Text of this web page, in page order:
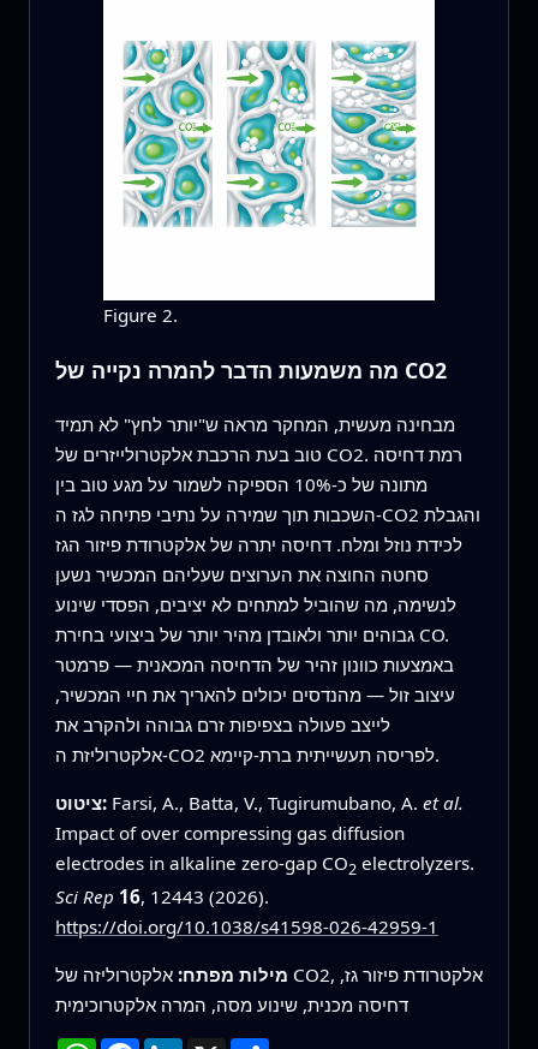
Figure 2.
מה משמעות הדבר להמרה נקייה של CO2
מבחינה מעשית, המחקר מראה ש"יותר לחץ" לא תמיד
טוב בעת הרכבת אלקטרולייזרים של CO2. רמת דחיסה
מתונה של כ-10% הספיקה לשמור על מגע טוב בין
השכבות תוך שמירה על נתיבי פתיחה לגז ה-CO2 והגבלת
לכידת נוזל ומלח. דחיסה יתרה של אלקטרודת פיזור הגז
סחטה החוצה את הערוצים שעליהם המכשיר נשען
לנשימה, מה שהוביל למתחים לא יציבים, הפסדי שינוע
גבוהים יותר ולאובדן מהיר יותר של ביצועי בחירת CO.
באמצעות כוונון זהיר של הדחיסה המכאנית — פרמטר
עיצוב זול — מהנדסים יכולים להאריך את חיי המכשיר,
לייצב פעולה בצפיפות זרם גבוהה ולהקרב את
אלקטרוליזת ה-CO2 לפריסה תעשייתית ברת-קיימא.
ציטוט: Farsi, A., Batta, V., Tugirumubano, A. et al.
Impact of over compressing gas diffusion
electrodes in alkaline zero-gap CO2electrolyzers.
Sci Rep 16, 12443 (2026).
https://doi.org/10.1038/s41598-026-42959-1
מילות מפתח:אלקטרוליזה של CO2, אלקטרודת פיזור גז,
דחיסה מכנית, שינוע מסה, המרה אלקטרוכימית